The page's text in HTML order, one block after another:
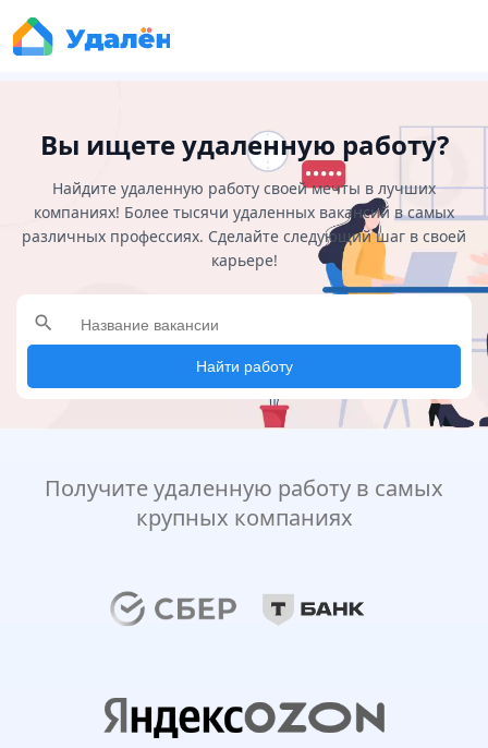
Вы ищете удаленную работу?
Найдите удаленную работу своей мечты в лучших
компаниях! Более тысячи удаленных вакансий в самых
различных профессиях. Сделайте следующий шаг в своей
карьере!
search
Найти работу
Получите удаленную работу в самых
крупных компаниях